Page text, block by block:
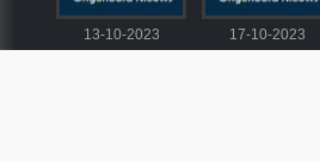
13-10-2023 17-10-2023